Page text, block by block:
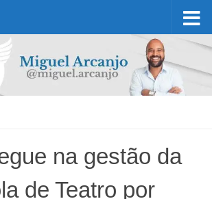
na gestão da
de Teatro por